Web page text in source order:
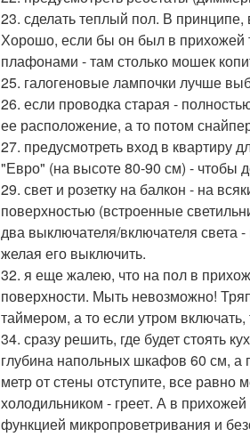
23. сделать теплый пол. В
Хорошо, если бы он был в прихожей
плафонами - там столько мошек
25. галогеновые лампочки лучше
26. если проводка старая -
ее расположение, а то потом
27. предусмотреть вход в квартиру
"Евро" (на высоте 80-90 см) - чтобы
29. свет и розетку на балкон - на
поверхностью (встроенные
два выключателя/включателя света
желая его выключить.
32. я еще жалею, что на пол в
поверхности. Мыть невозможно!
таймером, а то если утром включать,
34. сразу решить, где будет стоять
глубина напольных шкафов 60 см, а
метр от стены отступите, все равно
холодильником - греет. А в
функцией микропроветривания и